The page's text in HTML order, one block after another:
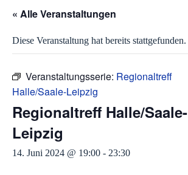
« Alle Veranstaltungen
Diese Veranstaltung hat bereits stattgefunden.
Veranstaltungsserie: Regionaltreff
Halle/Saale-Leipzig
Regionaltreff Halle/Saale-
Leipzig
14. Juni 2024 @ 19:00 - 23:30